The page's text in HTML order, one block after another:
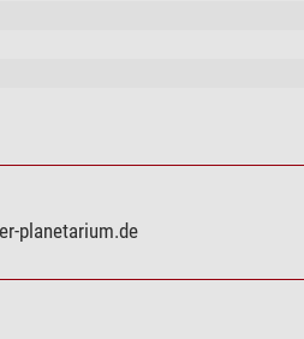
planetarium.de